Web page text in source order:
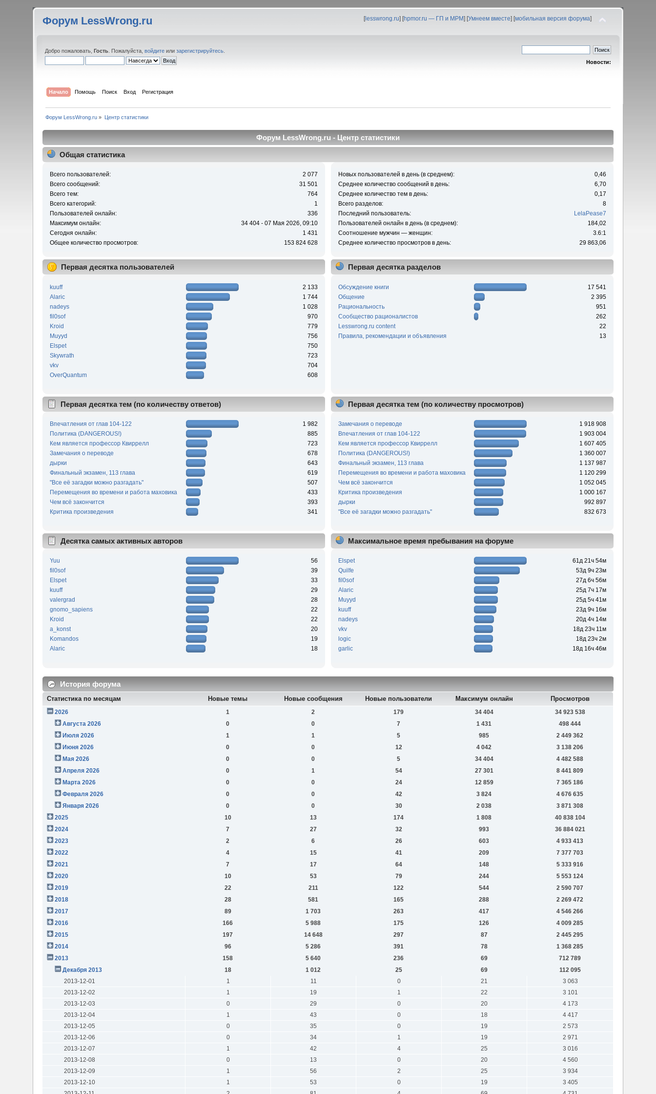
Форум LessWrong.ru [lesswrong.ru] [hpmor.ru — ГП и МРМ] [Умнеем вместе] [мобильная версия форума]
Добро пожаловать,Гость . Пожалуйста,войдите илизарегистрируйтесь
Новости:
Начало Помощь Поиск Вход Регистрация
Форум LessWrong.ru » Центр статистики
Форум LessWrong.ru - Центр статистики
Общая статистика
Всего пользователей:
2 077
Всего сообщений:
31 501
Всего тем:
764
Всего категорий:
1
Пользователей онлайн:
336
Максимум онлайн:
34 404 - 07 Мая 2026, 09:10
Сегодня онлайн:
1 431
Общее количество просмотров:
153 824 628
Новых пользователей в день (в среднем):
0,46
Среднее количество сообщений в день:
6,70
Среднее количество тем в день:
0,17
Всего разделов:
8
Последний пользователь:
LelaPease7
Пользователей онлайн в день (в среднем):
184,02
Соотношение мужчин — женщин:
3.6:1
Среднее количество просмотров в день:
29 863,06
Первая десятка пользователей
kuuff
2 133
Alaric
1 744
nadeys
1 028
fil0sof
970
Kroid
779
Muyyd
756
Elspet
750
Skywrath
723
vkv
704
OverQuantum
608
Первая десятка разделов
Обсуждение книги
17 541
Общение
2 395
Рациональность
951
Сообщество рационалистов
262
Lesswrong.ru content
22
Правила, рекомендации и объявления
13
Первая десятка тем (по количеству ответов)
Впечатления от глав 104-122
1 982
Политика (DANGEROUS!)
885
Кем является профессор Квиррелл
723
Замечания о переводе
678
дырки
643
Финальный экзамен, 113 глава
619
"Все её загадки можно разгадать"
507
Перемещения во времени и работа маховика
433
Чем всё закончится
393
Критика произведения
341
Первая десятка тем (по количеству просмотров)
Замечания о переводе
1 918 908
Впечатления от глав 104-122
1 903 004
Кем является профессор Квиррелл
1 607 405
Политика (DANGEROUS!)
1 360 007
Финальный экзамен, 113 глава
1 137 987
Перемещения во времени и работа маховика
1 120 299
Чем всё закончится
1 052 045
Критика произведения
1 000 167
дырки
992 897
"Все её загадки можно разгадать"
832 673
Десятка самых активных авторов
Yuu
56
fil0sof
39
Elspet
33
kuuff
29
valergrad
28
gnomo_sapiens
22
Kroid
22
a_konst
20
Komandos
19
Alaric
18
Максимальное время пребывания на форуме
Elspet
61д 21ч 54м
Quilfe
53д 9ч 23м
fil0sof
27д 6ч 56м
Alaric
25д 7ч 17м
Muyyd
25д 5ч 41м
kuuff
23д 9ч 16м
nadeys
20д 4ч 14м
vkv
18д 23ч 11м
logic
18д 23ч 2м
garlic
18д 16ч 46м
История форума
Статистика по месяцам Новые темы Новые сообщения Новые пользователи Максимум онлайн Просмотров
2026 1 2 179 34 404
34 923 538
Августа 2026
0 0 7 1 431
498 444
Июля 2026
1 1 5 985
2 449 362
Июня 2026
0 0 12 4 042
3 138 206
Мая 2026
0 0 5 34 404
4 482 588
Апреля 2026
0 1 54 27 301
8 441 809
Марта 2026
0 0 24 12 859
7 365 186
Февраля 2026
0 0 42 3 824
4 676 635
Января 2026
0 0 30 2 038
3 871 308
2025
10 13 174 1 808
40 838 104
2024
7 27 32 993
36 884 021
2023
2 6 26 603
4 933 413
2022
4 15 41 209
7 377 703
2021
7 17 64 148
5 333 916
2020
10 53 79 244
5 553 124
2019
22 211 122 544
2 590 707
2018
28 581 165 288
2 269 472
2017
89 1 703 263 417
4 546 266
2016
166 5 988 175 126
4 009 285
2015
197 14 648 297 87
2 445 295
2014
96 5 286 391 78
1 368 285
2013
158 5 640 236 69
712 789
Декабря 2013
18 1 012 25 69
112 095
2013-12-01
1 11 0 21
3 063
2013-12-02
1 19 1 22
3 101
2013-12-03
0 29 0 20
4 173
2013-12-04
1 43 0 18
4 417
2013-12-05
0 35 0 19
2 573
2013-12-06
0 34 1 19
2 971
2013-12-07
1 42 4 25
3 016
2013-12-08
0 13 0 20
4 560
2013-12-09
1 56 2 25
3 934
2013-12-10
1 53 0 19
3 405